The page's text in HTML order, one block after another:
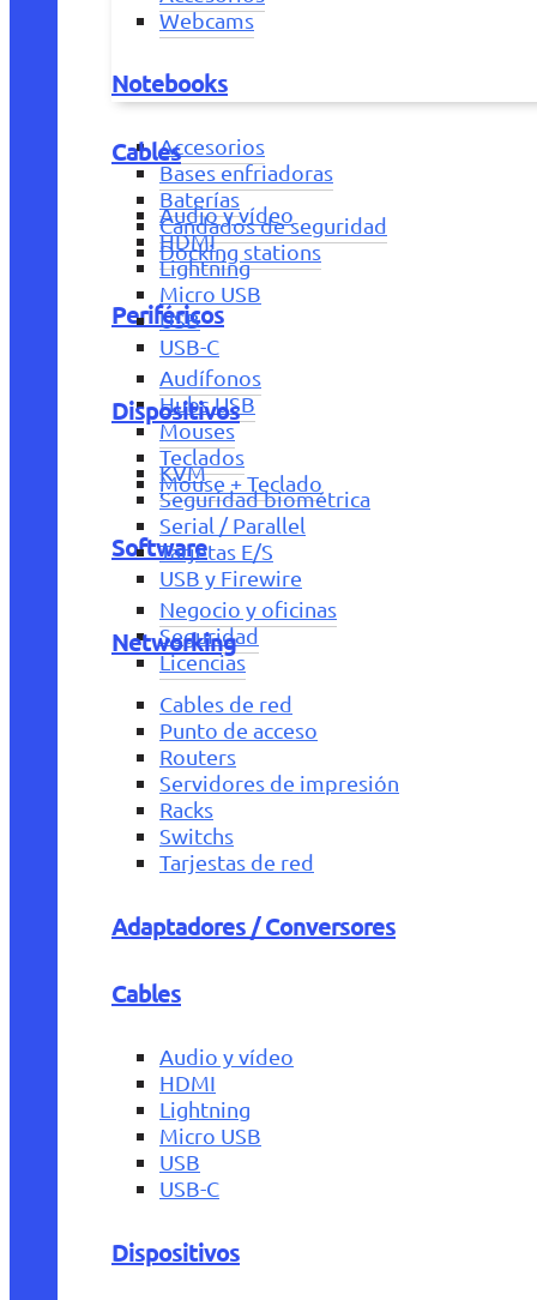
Webcams
Notebooks
Accesorios
Bases enfriadoras
Baterías
Candados de seguridad
Docking stations
Periféricos
Audífonos
Hubs USB
Mouses
Teclados
Mouse + Teclado
Software
Negocio y oficinas
Seguridad
Licencias
Cables
Audio y vídeo
HDMI
Lightning
Micro USB
USB
USB-C
Dispositivos
KVM
Seguridad biométrica
Serial / Parallel
Tarjetas E/S
USB y Firewire
Networking
Cables de red
Punto de acceso
Routers
Servidores de impresión
Racks
Switchs
Tarjestas de red
Adaptadores / Conversores
Cables
Audio y vídeo
HDMI
Lightning
Micro USB
USB
USB-C
Dispositivos